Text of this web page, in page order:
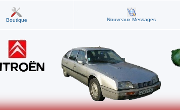
Boutique Nouveaux Messages